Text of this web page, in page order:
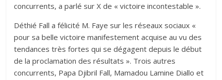
concurrents, a parlé sur X de « victoire incontestable ».
Déthié Fall a félicité M. Faye sur les réseaux sociaux «
pour sa belle victoire manifestement acquise au vu des
tendances très fortes qui se dégagent depuis le début
de la proclamation des résultats ». Trois autres
concurrents, Papa Djibril Fall, Mamadou Lamine Diallo et